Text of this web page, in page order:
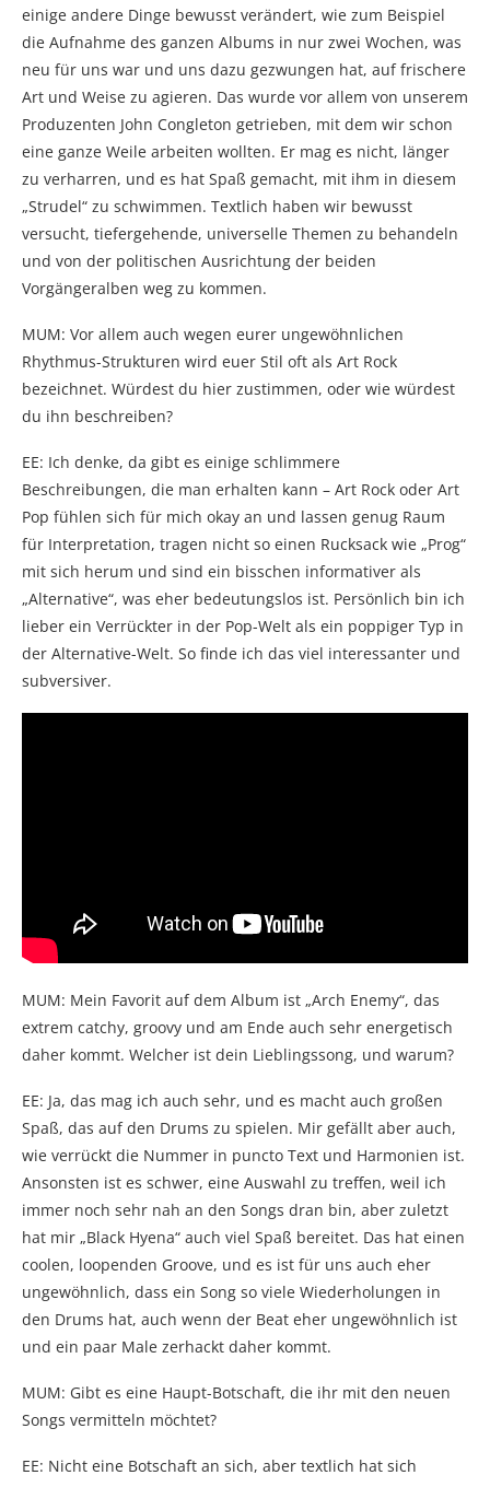
einige andere Dinge bewusst verändert, wie zum Beispiel
die Aufnahme des ganzen Albums in nur zwei Wochen, was
neu für uns war und uns dazu gezwungen hat, auf frischere
Art und Weise zu agieren. Das wurde vor allem von unserem
Produzenten John Congleton getrieben, mit dem wir schon
eine ganze Weile arbeiten wollten. Er mag es nicht, länger
zu verharren, und es hat Spaß gemacht, mit ihm in diesem
„Strudel“ zu schwimmen. Textlich haben wir bewusst
versucht, tiefergehende, universelle Themen zu behandeln
und von der politischen Ausrichtung der beiden
Vorgängeralben weg zu kommen.
MUM: Vor allem auch wegen eurer ungewöhnlichen
Rhythmus-Strukturen wird euer Stil oft als Art Rock
bezeichnet. Würdest du hier zustimmen, oder wie würdest
du ihn beschreiben?
EE: Ich denke, da gibt es einige schlimmere
Beschreibungen, die man erhalten kann – Art Rock oder Art
Pop fühlen sich für mich okay an und lassen genug Raum
für Interpretation, tragen nicht so einen Rucksack wie „Prog“
mit sich herum und sind ein bisschen informativer als
„Alternative“, was eher bedeutungslos ist. Persönlich bin ich
lieber ein Verrückter in der Pop-Welt als ein poppiger Typ in
der Alternative-Welt. So finde ich das viel interessanter und
subversiver.
MUM: Mein Favorit auf dem Album ist „Arch Enemy“, das
extrem catchy, groovy und am Ende auch sehr energetisch
daher kommt. Welcher ist dein Lieblingssong, und warum?
EE: Ja, das mag ich auch sehr, und es macht auch großen
Spaß, das auf den Drums zu spielen. Mir gefällt aber auch,
wie verrückt die Nummer in puncto Text und Harmonien ist.
Ansonsten ist es schwer, eine Auswahl zu treffen, weil ich
immer noch sehr nah an den Songs dran bin, aber zuletzt
hat mir „Black Hyena“ auch viel Spaß bereitet. Das hat einen
coolen, loopenden Groove, und es ist für uns auch eher
ungewöhnlich, dass ein Song so viele Wiederholungen in
den Drums hat, auch wenn der Beat eher ungewöhnlich ist
und ein paar Male zerhackt daher kommt.
MUM: Gibt es eine Haupt-Botschaft, die ihr mit den neuen
Songs vermitteln möchtet?
EE: Nicht eine Botschaft an sich, aber textlich hat sich